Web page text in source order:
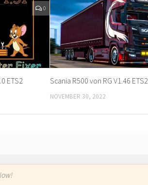
0
ETS2 Scania R500 von RG V1.46 ETS2
NOVEMBER 30, 2022